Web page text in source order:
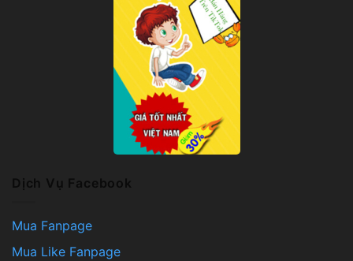
Dịch Vụ Facebook
Mua Fanpage
Mua Like Fanpage